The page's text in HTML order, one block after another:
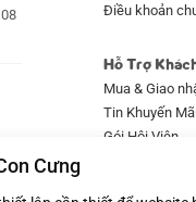
Cưng
Điều khoản
Hỗ Trợ
Mua & Giao
Tin Khuyến
Gói Hội Viên